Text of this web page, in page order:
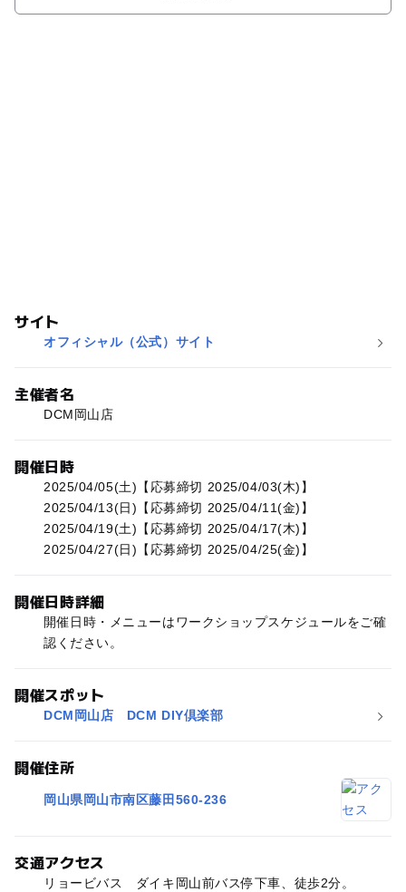
サイト
オフィシャル（公式）サイト
主催者名
DCM岡山店
開催日時
2025/04/05(土)【応募締切 2025/04/03(木)】
2025/04/13(日)【応募締切 2025/04/11(金)】
2025/04/19(土)【応募締切 2025/04/17(木)】
2025/04/27(日)【応募締切 2025/04/25(金)】
開催日時詳細
開催日時・メニューはワークショップスケジュールをご確
認ください。
開催スポット
DCM岡山店 DCM DIY倶楽部
開催住所
岡山県岡山市南区藤田560-236
交通アクセス
リョービバス ダイキ岡山前バス停下車、徒歩2分。